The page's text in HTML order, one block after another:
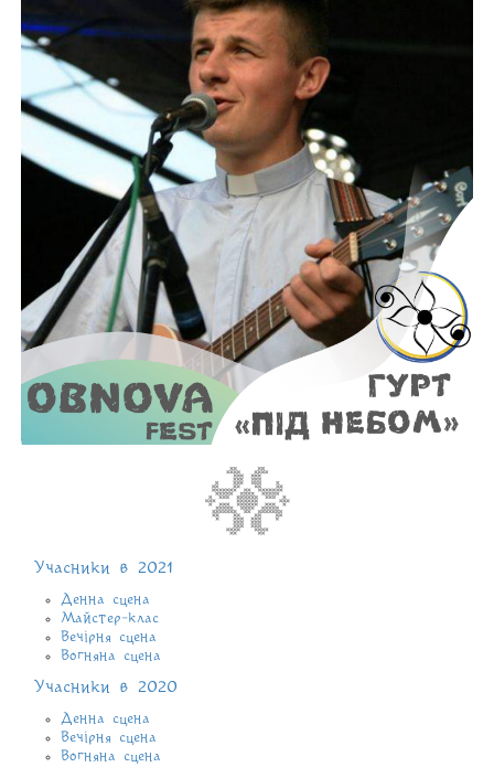
Учасники в 2021
Денна сцена
Майстер-клас
Вечірня сцена
Вогняна сцена
Учасники в 2020
Денна сцена
Вечірня сцена
Вогняна сцена